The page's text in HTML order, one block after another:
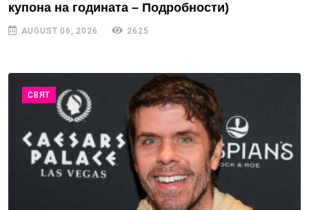
купона на годината – Подробности)
AUGUST 06, 2026 2625
СВЯТ